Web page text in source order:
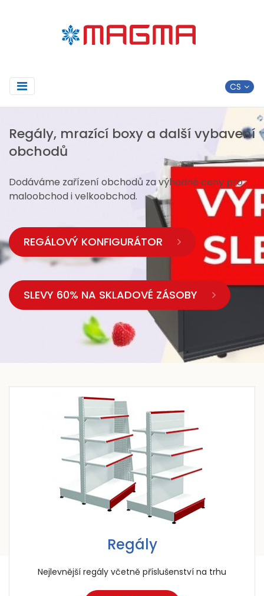
Regály, mrazící boxy a další vybavení
obchodů
Dodáváme zařízení obchodů za výhodné ceny pro
maloobchod i velkoobchod.
REGÁLOVÝ KONFIGURÁTOR
SLEVY 60% NA SKLADOVÉ ZÁSOBY
Regály
Nejlevnější regály včetně příslušenství na trhu